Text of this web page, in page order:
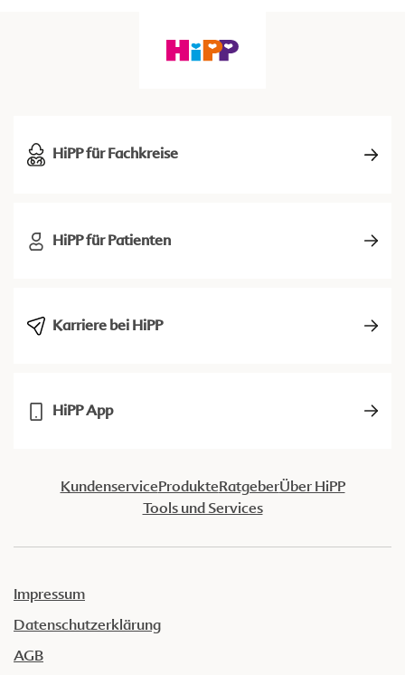
HiPP für Fachkreise
HiPP für Patienten
Karriere bei HiPP
HiPP App
KundenserviceProdukteRatgeberÜber HiPP
Tools und Services
Impressum
Datenschutzerklärung
AGB